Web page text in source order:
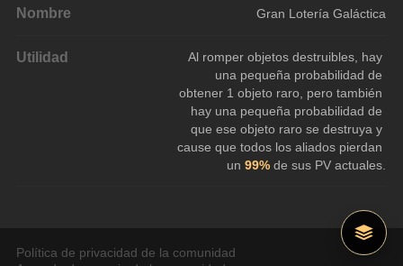
Nombre Gran Lotería Galáctica
Utilidad
Al romper objetos destruibles, hay
una pequeña probabilidad de
obtener 1 objeto raro, pero también
hay una pequeña probabilidad de
que ese objeto raro se destruya y
cause que todos los aliados pierdan
un 99% de sus PV actuales.
Política de privacidad de la comunidad